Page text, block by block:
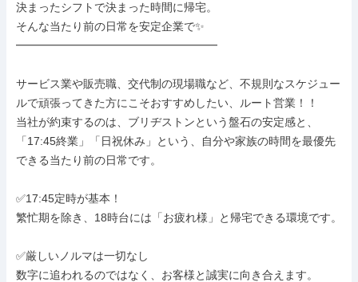
決まったシフトで決まった時間に帰宅。
そんな当たり前の日常を安定企業で✨
━━━━━━━━━━━━━━━━━━
サービス業や販売職、交代制の現場職など、不規則なスケジュー
ルで頑張ってきた方にこそおすすめしたい、ルート営業！！
当社が約束するのは、ブリヂストンという盤石の安定感と、
「17:45終業」「日祝休み」という、自分や家族の時間を最優先
できる当たり前の日常です。
✅17:45定時が基本！
繁忙期を除き、18時台には「お疲れ様」と帰宅できる環境です。
✅厳しいノルマは一切なし
数字に追われるのではなく、お客様と誠実に向き合えます。